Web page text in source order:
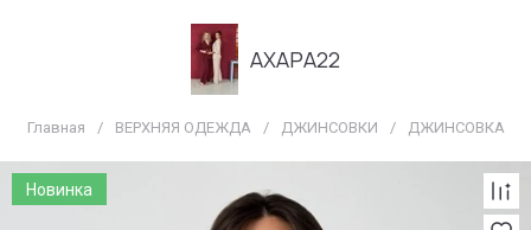
АХАРА22
Главная / ВЕРХНЯЯ ОДЕЖДА / ДЖИНСОВКИ / ДЖИНСОВКА
Новинка